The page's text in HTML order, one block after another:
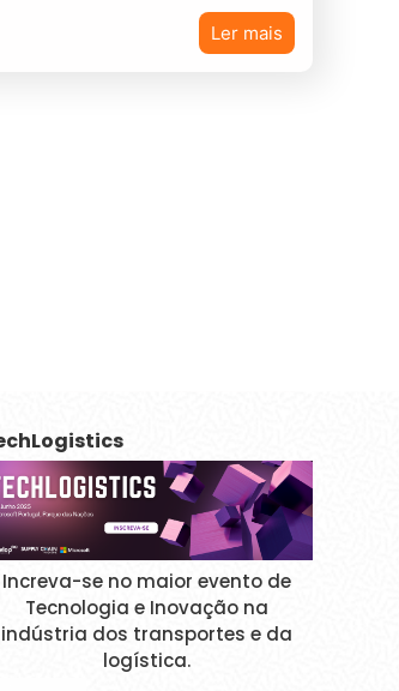
Ler mais
Increva-se no maior evento de
Tecnologia e Inovação na
indústria dos transportes e da
logística.